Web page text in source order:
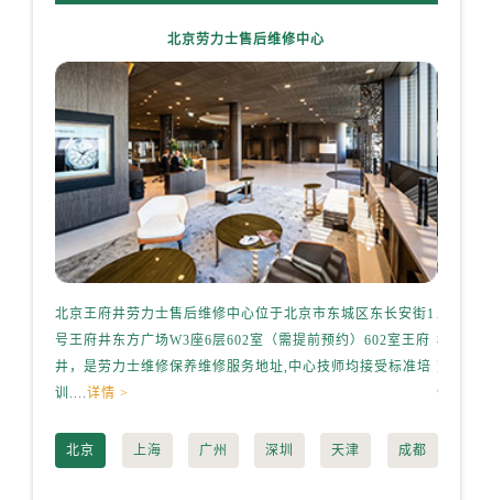
山西省太原市迎泽区迎泽街道解放路15号亨得利名表维修授权店3楼劳力士售后服务中心（需提前预约）
天津市和平区赤峰道136号天津国际金融中心26层2603室劳力士售后服务中心（需提前预约）
北京劳力士售后维修中心
北京王府井劳力士售后维修中心位于北京市东城区东长安街1
号王府井东方广场W3座6层602室（需提前预约）602室王府
井，是劳力士维修保养维修服务地址,中心技师均接受标准培
训....详情 >
上海港
桥路3号
情 >
北京 上海 广州 深圳 天津 成都